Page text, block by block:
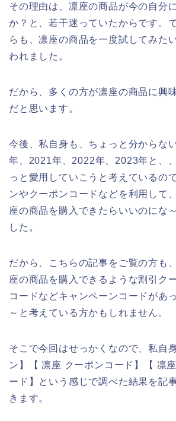
その理由は、凛座の商品が今の自分
か？と、若干迷っていたからです。
らも、凛座の商品を一度試してみた
われました。
だから、多くの方が凛座の商品に興
だと思います。
今後、私自身も、ちょっと分からな
年、2021年、2022年、2023年と、
っと愛用していこうと考えているの
ンやクーポンコードなどを利用して
座の商品を購入できたらいいのにな
した。
だから、こちらの記事をご覧の方も
座の商品を購入できるような割引ク
コードなどキャンペーンコードがあ
～と考えている方かもしれません。
そこで今回はせっかくなので、私自
ン】【 凛座 クーポンコード】【 凛
ード】という感じで調べた結果を記
きます。